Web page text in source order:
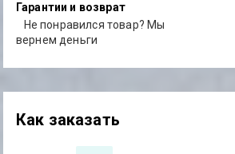
Гарантии и возврат
Не понравился товар? Мы
вернем деньги
Как заказать